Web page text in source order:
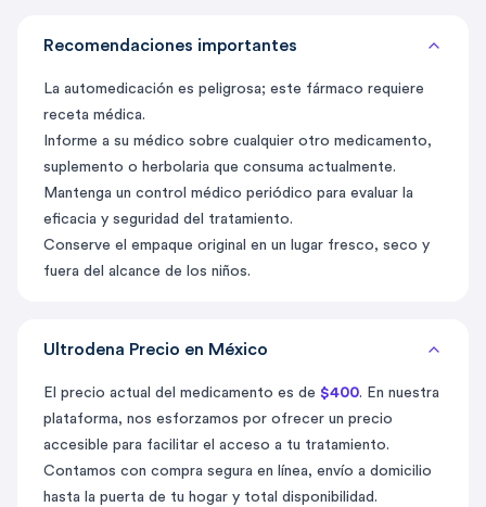
Recomendaciones importantes
La automedicación es peligrosa; este fármaco requiere
receta médica.
Informe a su médico sobre cualquier otro medicamento,
suplemento o herbolaria que consuma actualmente.
Mantenga un control médico periódico para evaluar la
eficacia y seguridad del tratamiento.
Conserve el empaque original en un lugar fresco, seco y
fuera del alcance de los niños.
Ultrodena Precio en México
El precio actual del medicamento es de $400. En nuestra
plataforma, nos esforzamos por ofrecer un precio
accesible para facilitar el acceso a tu tratamiento.
Contamos con compra segura en línea, envío a domicilio
hasta la puerta de tu hogar y total disponibilidad.